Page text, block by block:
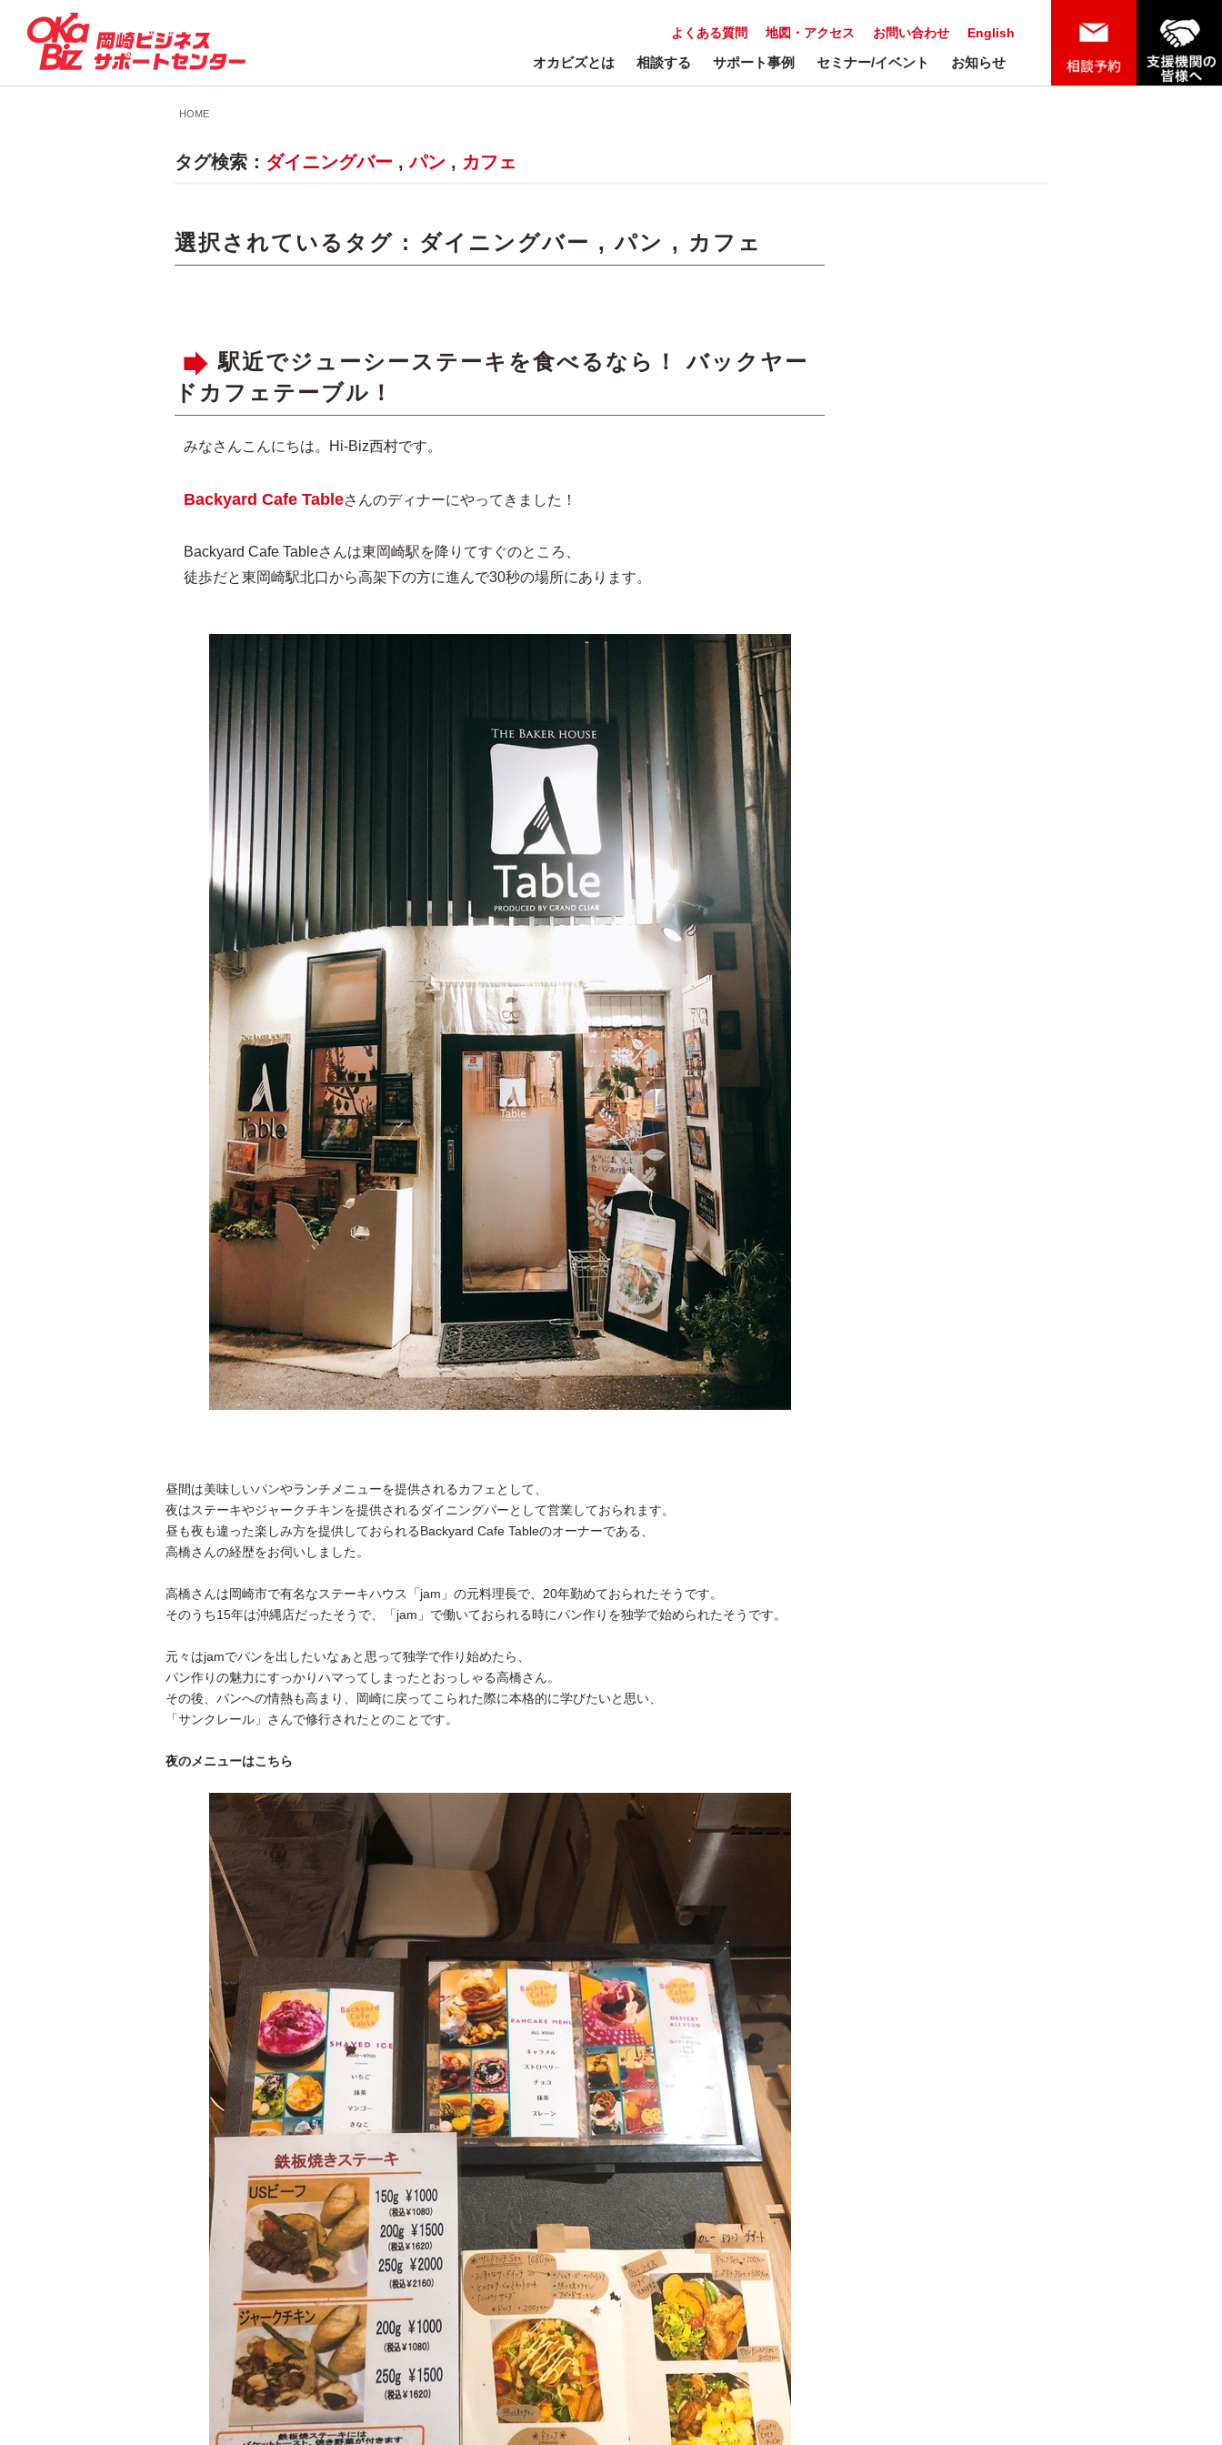
English
お問い合わせ
地図・アクセス
よくある質問
オカビズとは 相談する サポート事例 セミナー/イベント お知らせ
HOME
タグ検索： ダイニングバー ,パン , カフェ
選択されているタグ : ダイニングバー ,パン , カフェ
駅近でジューシーステーキを食べるなら！ バックヤー
ドカフェテーブル！
みなさんこんにちは。Hi-Biz西村です。
Backyard Cafe Tableさんのディナーにやってきました！
Backyard Cafe Tableさんは東岡崎駅を降りてすぐのところ、
徒歩だと東岡崎駅北口から高架下の方に進んで30秒の場所にあります。
昼間は美味しいパンやランチメニューを提供されるカフェとして、
夜はステーキやジャークチキンを提供されるダイニングバーとして営業しておられます。
昼も夜も違った楽しみ方を提供しておられるBackyard Cafe Tableのオーナーである、
高橋さんの経歴をお伺いしました。
高橋さんは岡崎市で有名なステーキハウス「jam」の元料理長で、20年勤めておられたそうです。
そのうち15年は沖縄店だったそうで、「jam」で働いておられる時にパン作りを独学で始められたそうです。
元々はjamでパンを出したいなぁと思って独学で作り始めたら、
パン作りの魅力にすっかりハマってしまったとおっしゃる高橋さん。
その後、パンへの情熱も高まり、岡崎に戻ってこられた際に本格的に学びたいと思い、
「サンクレール」さんで修行されたとのことです。
夜のメニューはこちら